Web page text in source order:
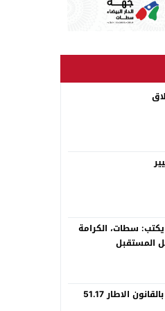
سطات، الكرامة
المستقبل
الاطار 51.17